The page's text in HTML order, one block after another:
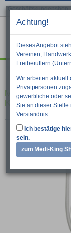
Geschäftskundenshop
Menu
Masimo LNCS
Kleinkinder
Achtung!
Dieses Angebot
Vereinen,
Freiberuflern
Wir arbeiten aktuell
Privatpersonen
gewerbliche oder
Sie an dieser Stelle
Verständnis.
Ich bestätige
sein.
zum Medi-King